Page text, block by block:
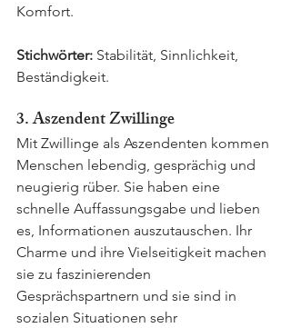
Komfort.
Stichwörter: Stabilität, Sinnlichkeit,
Beständigkeit.
3. Aszendent Zwillinge
Mit Zwillinge als Aszendenten kommen
Menschen lebendig, gesprächig und
neugierig rüber. Sie haben eine
schnelle Auffassungsgabe und lieben
es, Informationen auszutauschen. Ihr
Charme und ihre Vielseitigkeit machen
sie zu faszinierenden
Gesprächspartnern und sie sind in
sozialen Situationen sehr